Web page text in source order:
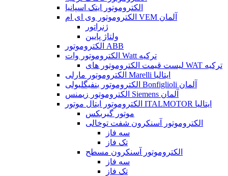
الکتروموتور ایتک اسپانیا
الکتروموتور وی ای ام VEM آلمان
ژنراتور
ولتاژ پایین
الکتروموتور ABB
الکتروموتور وات Watt ترکیه
لیست قیمت الکتروموتور های WAT ترکیه
الکتروموتور مارلی Marelli ایتالیا
الکتروموتور بنفیگلیولی Bonfiglioli آلمان
الکتروموتور زیمنس Siemens آلمان
الکتروموتور ایتال موتور ITALMOTOR ایتالیا
موتور گیربکس
الکتروموتور آسنکرون شفت توخالی
سه فاز
تک فاز
الکتروموتور آسنکرون مسطح
سه فاز
تک فاز